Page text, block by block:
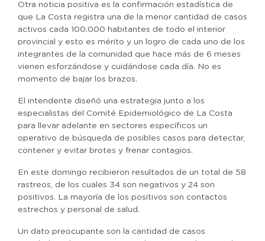
Otra noticia positiva es la confirmación estadística de
que La Costa registra una de la menor cantidad de casos
activos cada 100.000 habitantes de todo el interior
provincial y esto es mérito y un logro de cada uno de los
integrantes de la comunidad que hace más de 6 meses
vienen esforzándose y cuidándose cada día. No es
momento de bajar los brazos.
El intendente diseñó una estrategia junto a los
especialistas del Comité Epidemiológico de La Costa
para llevar adelante en sectores específicos un
operativo de búsqueda de posibles casos para detectar,
contener y evitar brotes y frenar contagios.
En este domingo recibieron resultados de un total de 58
rastreos, de los cuales 34 son negativos y 24 son
positivos. La mayoría de los positivos son contactos
estrechos y personal de salud.
Un dato preocupante son la cantidad de casos